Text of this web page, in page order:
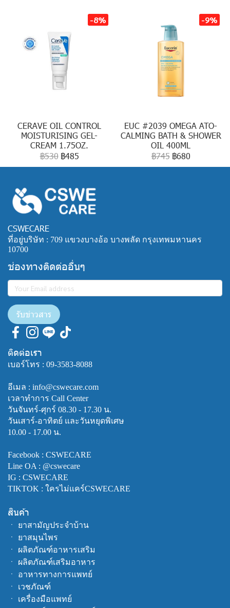
-8%
CERAVE OIL CONTROL
MOISTURISING GEL-
CREAM 1.75OZ.
฿530 ฿485
-9%
EUC #2039 OMEGA ATO-
CALMING BATH & SHOWER
OIL 400ML
฿745 ฿680
CSWECARE
ที่อยู่บริษัท : 709 แขวงบางอ้อ บางพลัด กรุงเทพมหานคร
10700
ช่องทางติดต่ออื่นๆ
รับข่าวสาร
ติดต่อเรา
เบอร์โทร : 09-3583-8088
อีเมล : info@cswecare.com
เวลาทำการ Call Center
วันจันทร์-ศุกร์ 08.30 - 17.30 น.
วันเสาร์-อาทิตย์ และวันหยุดพิเศษ
10.00 - 17.00 น.
Facebook : CSWECARE
Line OA : @cswecare
IG : CSWECARE
TIKTOK : ใครไม่แคร์CSWECARE
สินค้า
ㆍ ยาสามัญประจำบ้าน
ㆍ ยาสมุนไพร
ㆍ ผลิตภัณฑ์อาหารเสริม
ㆍ ผลิตภัณฑ์เสริมอาหาร
ㆍ อาหารทางการแพทย์
ㆍ เวชภัณฑ์
ㆍ เครื่องมือแพทย์